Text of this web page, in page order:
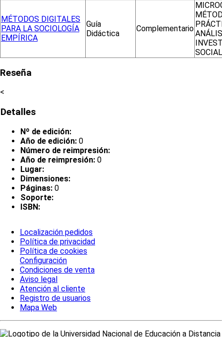
MÉTODOS DIGITALES
PARA LA SOCIOLOGÍA
EMPÍRICA
Guía
Didáctica
Complementario
SOCIAL
Reseña
<
Detalles
Nº de edición:
Año de edición: 0
Número de reimpresión:
Año de reimpresión: 0
Lugar:
Dimensiones:
Páginas: 0
Soporte:
ISBN:
Localización pedidos
Política de privacidad
Política de cookies
Configuración
Condiciones de venta
Aviso legal
Atención al cliente
Registro de usuarios
Mapa Web